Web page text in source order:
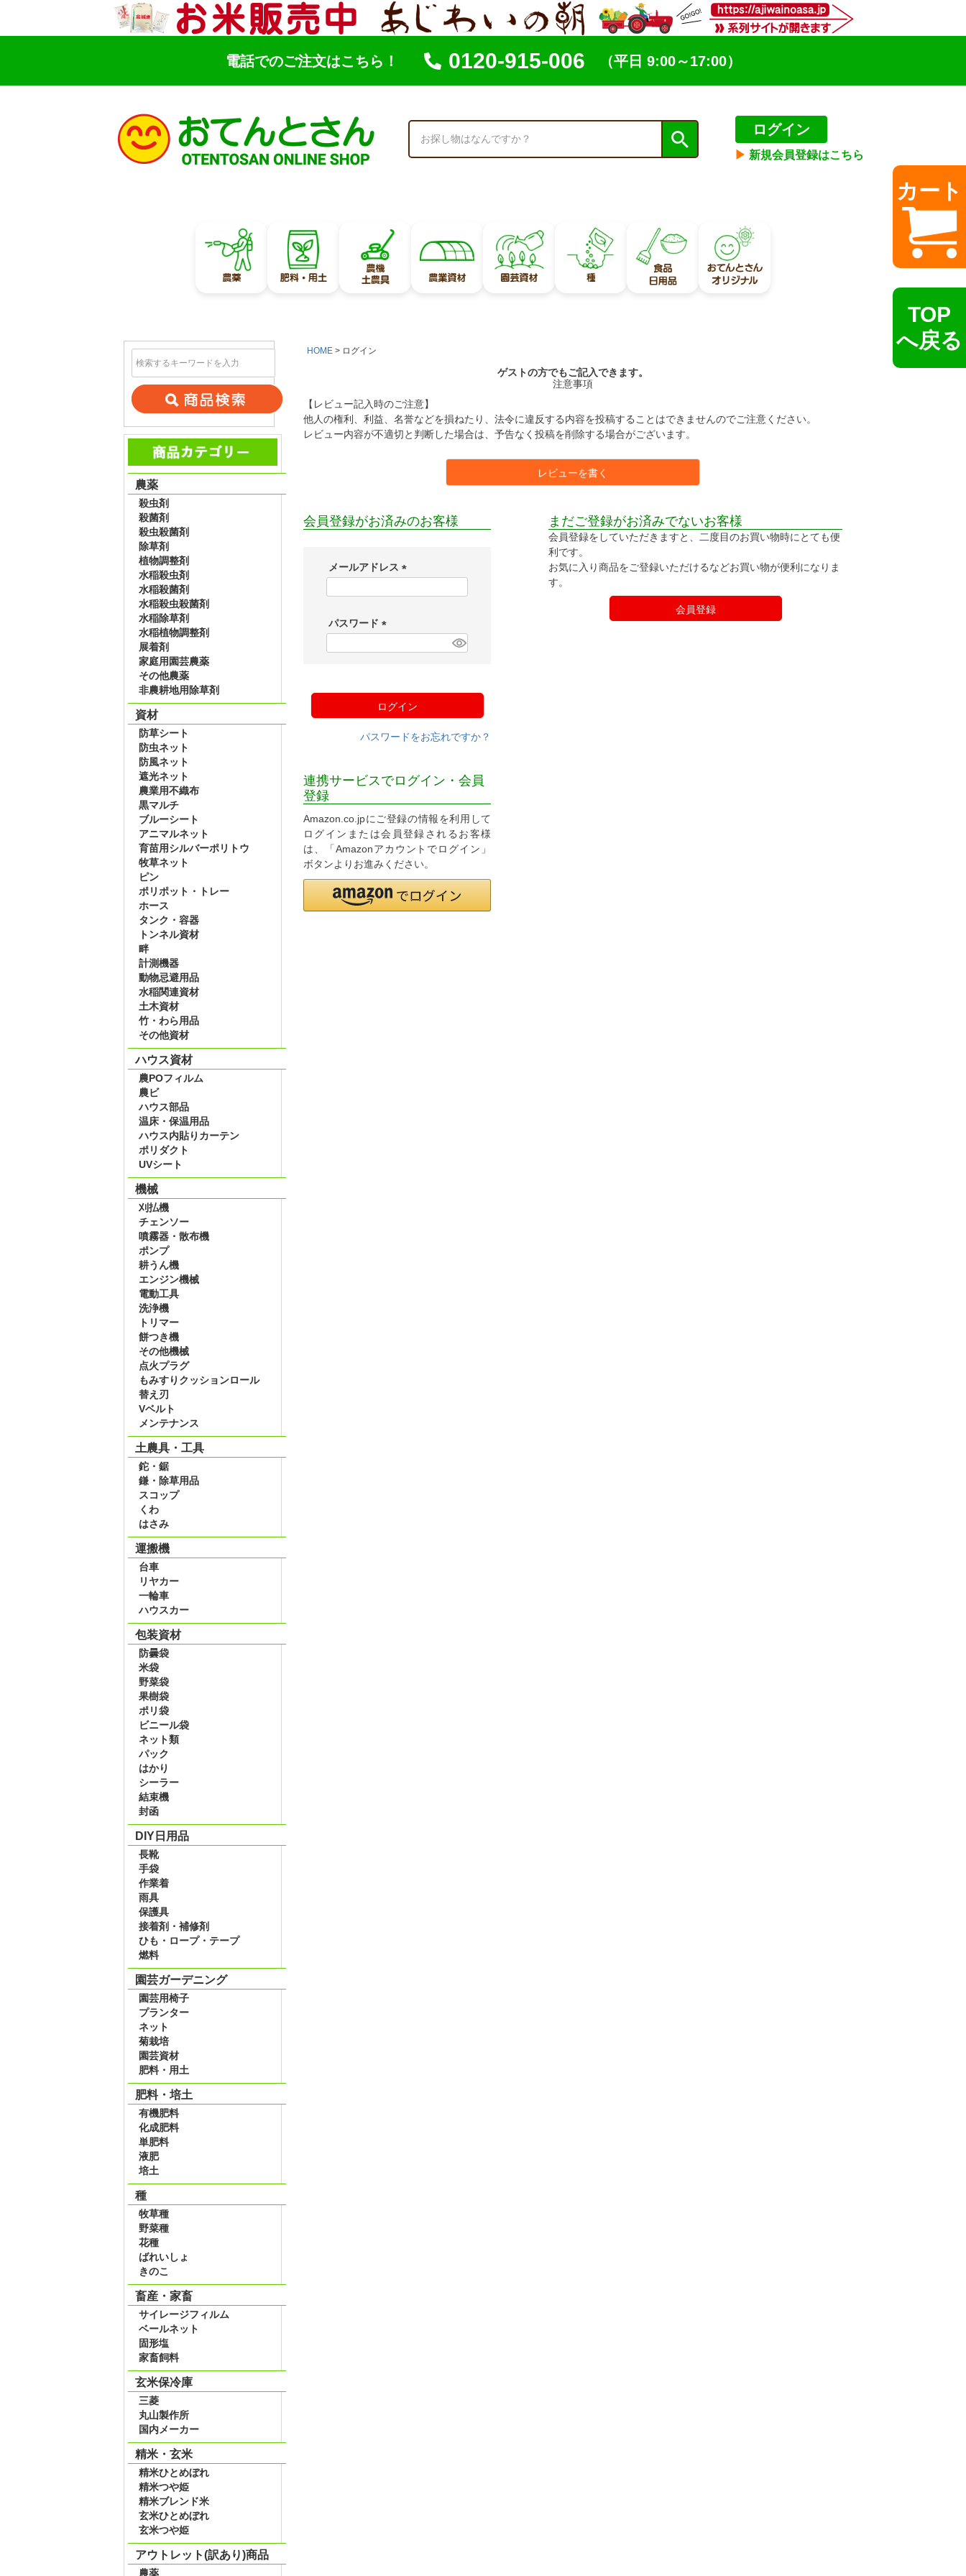
電話でのご注文はこちら！ 0120-915-006 （平日 9:00～17:00）
検索
ログイン
▶︎ 新規会員登録はこちら
カート
TOP
へ戻る
農薬
殺虫剤
殺菌剤
殺虫殺菌剤
除草剤
植物調整剤
水稲殺虫剤
水稲殺菌剤
水稲殺虫殺菌剤
水稲除草剤
水稲植物調整剤
展着剤
家庭用園芸農薬
その他農薬
非農耕地用除草剤
資材
防草シート
防虫ネット
防風ネット
遮光ネット
農業用不織布
黒マルチ
ブルーシート
アニマルネット
育苗用シルバーポリトウ
牧草ネット
ピン
ポリポット・トレー
ホース
タンク・容器
トンネル資材
畔
計測機器
動物忌避用品
水稲関連資材
土木資材
竹・わら用品
その他資材
ハウス資材
農POフィルム
農ビ
ハウス部品
温床・保温用品
ハウス内貼りカーテン
ポリダクト
UVシート
機械
刈払機
チェンソー
噴霧器・散布機
ポンプ
耕うん機
エンジン機械
電動工具
洗浄機
トリマー
餅つき機
その他機械
点火プラグ
もみすりクッションロール
替え刃
Vベルト
メンテナンス
土農具・工具
鉈・鋸
鎌・除草用品
スコップ
くわ
はさみ
運搬機
台車
リヤカー
一輪車
ハウスカー
包装資材
防曇袋
米袋
野菜袋
果樹袋
ポリ袋
ビニール袋
ネット類
パック
はかり
シーラー
結束機
封函
DIY日用品
長靴
手袋
作業着
雨具
保護具
接着剤・補修剤
ひも・ロープ・テープ
燃料
園芸ガーデニング
園芸用椅子
プランター
ネット
菊栽培
園芸資材
肥料・用土
肥料・培土
有機肥料
化成肥料
単肥料
液肥
培土
種
牧草種
野菜種
花種
ばれいしょ
きのこ
畜産・家畜
サイレージフィルム
ベールネット
固形塩
家畜飼料
玄米保冷庫
三菱
丸山製作所
国内メーカー
精米・玄米
精米ひとめぼれ
精米つや姫
精米ブレンド米
玄米ひとめぼれ
玄米つや姫
アウトレット(訳あり)商品
農薬
HOME ログイン
ゲストの方でもご記入できます。
注意事項
【レビュー記入時のご注意】
他人の権利、利益、名誉などを損ねたり、法令に違反する内容を投稿することはできませんのでご注意ください。
レビュー内容が不適切と判断した場合は、予告なく投稿を削除する場合がございます。
レビューを書く
会員登録がお済みのお客様
メールアドレス
)
パスワード
ログイン
パスワードをお忘れですか？
連携サービスでログイン・会員
登録
Amazon.co.jpにご登録の情報を利用して
ログインまたは会員登録されるお客様
は、「Amazonアカウントでログイン」
ボタンよりお進みください。
まだご登録がお済みでないお客様
会員登録をしていただきますと、二度目のお買い物時にとても便
利です。
お気に入り商品をご登録いただけるなどお買い物が便利になりま
す。
会員登録